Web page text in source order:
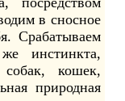
в сносное
Срабатываем
инстинкта,
кошек,
природная